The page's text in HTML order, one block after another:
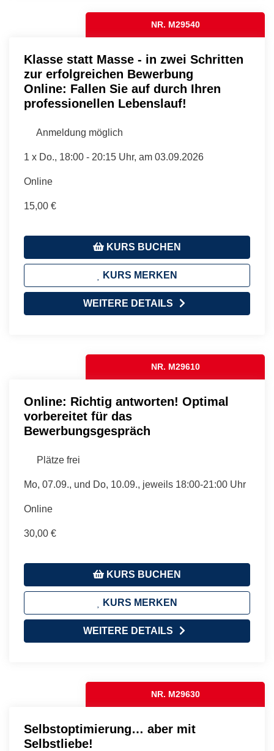
NR. M29540
Klasse statt Masse - in zwei Schritten
zur erfolgreichen Bewerbung
Online: Fallen Sie auf durch Ihren
professionellen Lebenslauf!
Anmeldung möglich
1 x Do., 18:00 - 20:15 Uhr, am 03.09.2026
Online
15,00 €
KURS BUCHEN
KURS MERKEN
WEITERE DETAILS
NR. M29610
Online: Richtig antworten! Optimal
vorbereitet für das
Bewerbungsgespräch
Plätze frei
Mo, 07.09., und Do, 10.09., jeweils 18:00-21:00 Uhr
Online
30,00 €
KURS BUCHEN
KURS MERKEN
WEITERE DETAILS
NR. M29630
Selbstoptimierung… aber mit
Selbstliebe!